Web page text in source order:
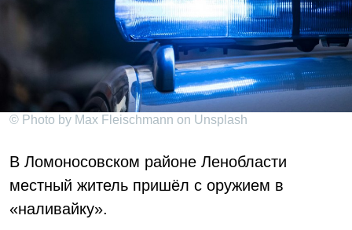
© Photo by Max Fleischmann on Unsplash
В Ломоносовском районе Ленобласти
местный житель пришёл с оружием в
«наливайку».